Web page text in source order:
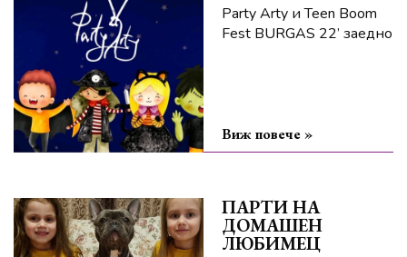
Party Arty и Teen Boom
Fest BURGAS 22’ заедно
Виж повече »
ПАРТИ НА
ДОМАШЕН
ЛЮБИМЕЦ